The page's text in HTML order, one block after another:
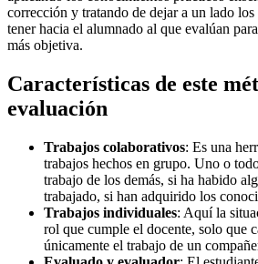
corrección y tratando de dejar a un lado
tener hacia el alumnado al que evalúan
más objetiva.
Características de este
evaluación
Trabajos colaborativos: Es una
trabajos hechos en grupo. Uno o
trabajo de los demás, si ha habido
trabajado, si han adquirido los
Trabajos individuales: Aquí la
rol que cumple el docente, solo que
únicamente el trabajo de un